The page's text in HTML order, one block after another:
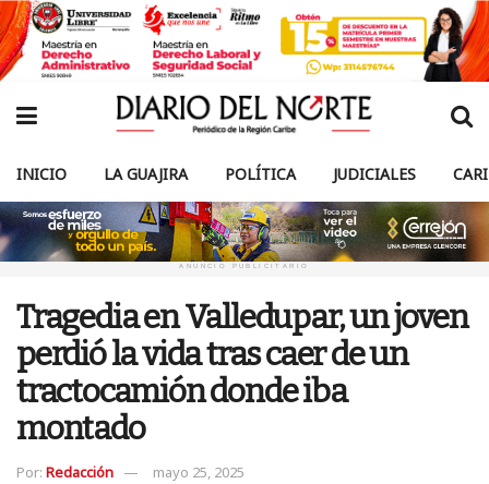
INICIO LA GUAJIRA POLÍTICA JUDICIALES
ANUNCIO PUBLICITARIO
Tragedia en Valledupar, un joven
perdió la vida tras caer de un
tractocamión donde iba
montado
Por: Redacción mayo 25, 2025